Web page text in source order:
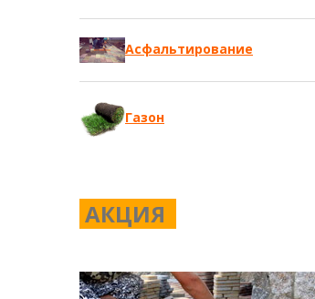
Асфальтирование
Газон
АКЦИЯ